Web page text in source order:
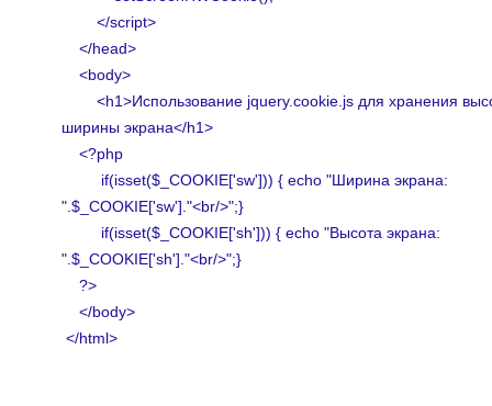
</script>
</head>
<body>
<h1>Использование jquery.cookie.js для хранения
ширины экрана</h1>
<?php
if(isset($_COOKIE['sw'])) { echo "Ширина экрана:
".$_COOKIE['sw']."<br/>";}
if(isset($_COOKIE['sh'])) { echo "Высота экрана:
".$_COOKIE['sh']."<br/>";}
?>
</body>
</html>